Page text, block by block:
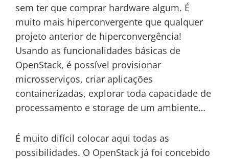
sem ter que comprar hardware algum. É
muito mais hiperconvergente que qualquer
projeto anterior de hiperconvergência!
Usando as funcionalidades básicas de
OpenStack, é possível provisionar
microsserviços, criar aplicações
containerizadas, explorar toda capacidade de
processamento e storage de um ambiente…
É muito difícil colocar aqui todas as
possibilidades. O OpenStack já foi concebido